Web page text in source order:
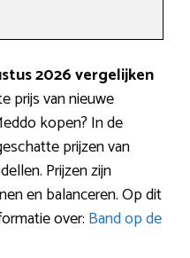
2026 vergelijken
prijs van nieuwe
kopen? In de
prijzen van
Prijzen zijn
en balanceren. Op dit
over: Band op de